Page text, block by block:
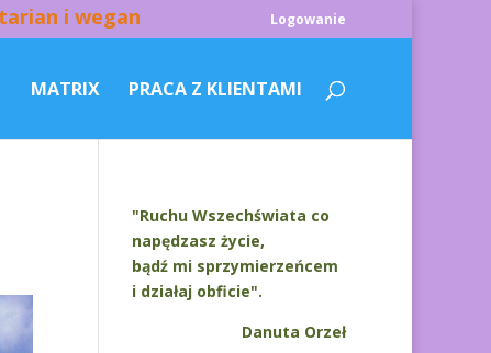
i wegan Logowanie
MATRIX PRACA Z KLIENTAMI
"Ruchu Wszechświata co
napędzasz życie,
bądź mi sprzymierzeńcem
i działaj obficie".
Danuta Orzeł